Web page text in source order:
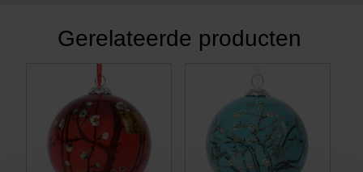
Gerelateerde producten